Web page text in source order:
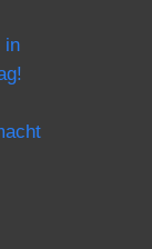
in